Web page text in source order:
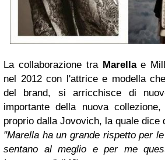
La collaborazione tra Marellae
nel 2012 con l'attrice e modella
del brand, si arricchisce di
importante della nuova
proprio dalla Jovovich, la quale dice
"Marella ha un grande rispetto per
sentano al meglio e per me